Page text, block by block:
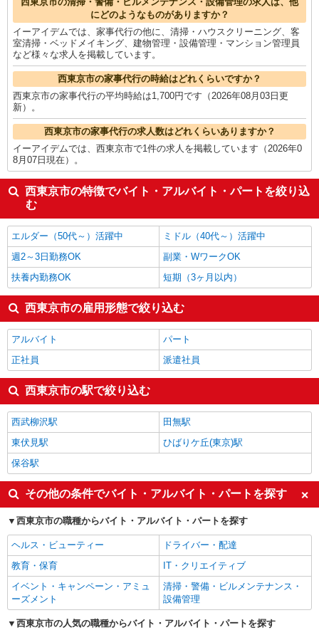
にどのようなものがありますか？
イーアイデムでは、家事代行の他に、清掃・ハウスクリーニング、客
室清掃・ベッドメイキング、建物管理・設備管理・マンション管理員
など様々な求人を掲載しています。
西東京市の家事代行の時給はどれくらいですか？
西東京市の家事代行の平均時給は1,700円です（2026年08月03日更
新）。
西東京市の家事代行の求人数はどれくらいありますか？
イーアイデムでは、西東京市で1件の求人を掲載しています（2026年0
8月07日現在）。
西東京市の特徴でバイト・アルバイト・パートを絞り込
む
エルダー（50代～）活躍中
ミドル（40代～）活躍中
週2～3日勤務OK
副業・WワークOK
扶養内勤務OK
短期（3ヶ月以内）
西東京市の雇用形態で絞り込む
アルバイト
パート
正社員
派遣社員
西東京市の駅で絞り込む
西武柳沢駅
田無駅
東伏見駅
ひばりケ丘(東京)駅
保谷駅
その他の条件でバイト・アルバイト・パートを探す
西東京市の職種からバイト・アルバイト・パートを探す
ヘルス・ビューティー
ドライバー・配達
教育・保育
IT・クリエイティブ
イベント・キャンペーン・アミュ
ーズメント
清掃・警備・ビルメンテナンス・
設備管理
西東京市の人気の職種からバイト・アルバイト・パートを探す